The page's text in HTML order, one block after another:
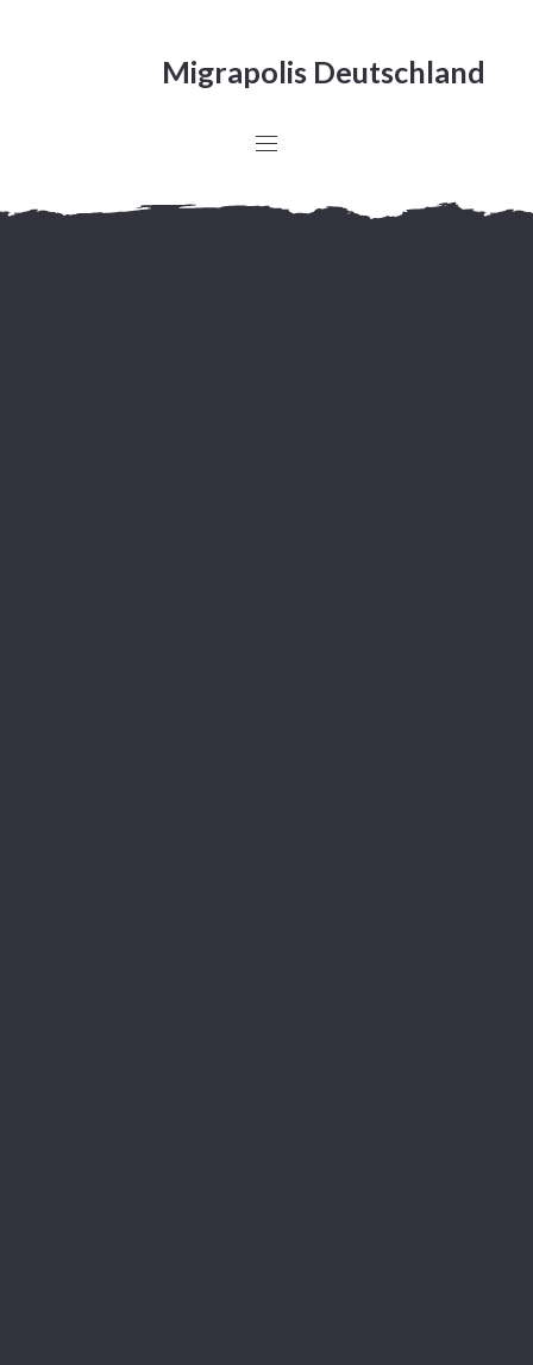
Migrapolis Deutschland